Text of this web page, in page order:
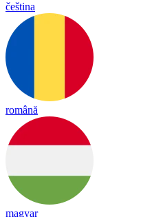
čeština
română
magyar